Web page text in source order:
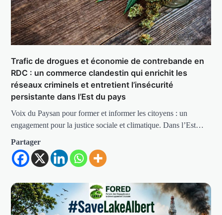
Trafic de drogues et économie de contrebande en
RDC : un commerce clandestin qui enrichit les
réseaux criminels et entretient l’insécurité
persistante dans l’Est du pays
Voix du Paysan pour former et informer les citoyens : un
engagement pour la justice sociale et climatique. Dans l’Est…
Partager